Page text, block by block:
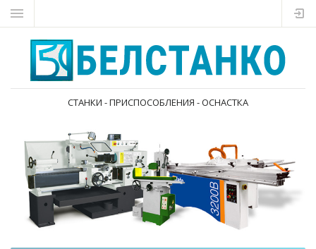
СТАНКИ - ПРИСПОСОБЛЕНИЯ - ОСНАСТКА